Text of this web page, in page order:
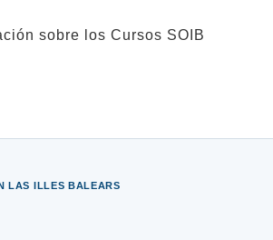
sobre los Cursos SOIB
LAS ILLES BALEARS